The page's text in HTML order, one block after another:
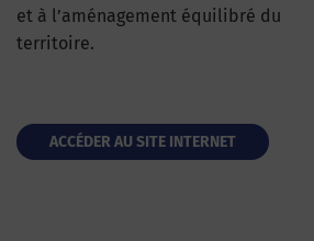
et à l’aménagement équilibré du
territoire.
ACCÉDER AU SITE INTERNET